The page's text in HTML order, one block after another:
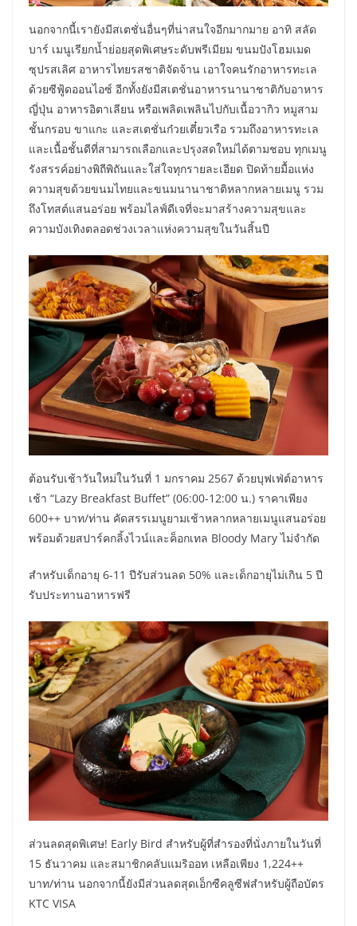
นอกจากนี้เรายังมีสเตชั่นอื่นๆที่น่าสนใจอีกมากมาย อาทิ สลัด
บาร์ เมนูเรียกน้ำย่อยสุดพิเศษระดับพรีเมียม ขนมปังโฮมเมด
ซุปรสเลิศ อาหารไทยรสชาติจัดจ้าน เอาใจคนรักอาหารทะเล
ด้วยซีฟู้ดออนไอซ์ อีกทั้งยังมีสเตชั่นอาหารนานาชาติกับอาหาร
ญี่ปุ่น อาหารอิตาเลียน หรือเพลิดเพลินไปกับเนื้อวากิว หมูสาม
ชั้นกรอบ ขาแกะ และสเตชั่นก๋วยเตี๋ยวเรือ รวมถึงอาหารทะเล
และเนื้อชั้นดีที่สามารถเลือกและปรุงสดใหม่ได้ตามชอบ ทุกเมนู
รังสรรค์อย่างพิถีพิถันและใส่ใจทุกรายละเอียด ปิดท้ายมื้อแห่ง
ความสุขด้วยขนมไทยและขนมนานาชาติหลากหลายเมนู รวม
ถึงโทสต์แสนอร่อย พร้อมไลฟ์ดีเจที่จะมาสร้างความสุขและ
ความบังเทิงตลอดช่วงเวลาแห่งความสุขในวันสิ้นปี
ต้อนรับเช้าวันใหม่ในวันที่ 1 มกราคม 2567 ด้วยบุฟเฟ่ต์อาหาร
เช้า “Lazy Breakfast Buffet” (06:00-12:00 น.) ราคาเพียง
600++ บาท/ท่าน คัดสรรเมนูยามเช้าหลากหลายเมนูแสนอร่อย
พร้อมด้วยสปาร์คกลิ้งไวน์และค็อกเทล Bloody Mary ไม่จำกัด
สำหรับเด็กอายุ 6-11 ปีรับส่วนลด 50% และเด็กอายุไม่เกิน 5 ปี
รับประทานอาหารฟรี
ส่วนลดสุดพิเศษ! Early Bird สำหรับผู้ที่สำรองที่นั่งภายในวันที่
15 ธันวาคม และสมาชิกคลับแมริออท เหลือเพียง 1,224++
บาท/ท่าน นอกจากนี้ยังมีส่วนลดสุดเอ็กซืคลูซีฟสำหรับผู้ถือบัตร
KTC VISA